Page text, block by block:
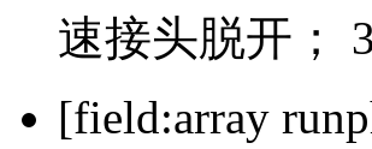
速接头脱开；
[field:array